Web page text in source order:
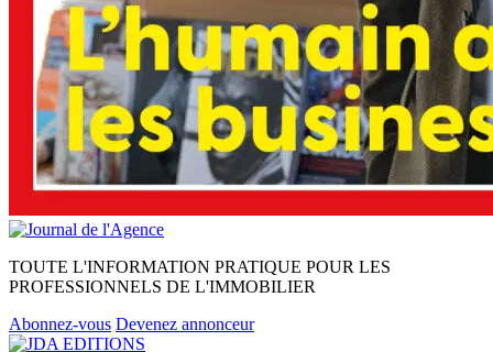
TOUTE L'INFORMATION PRATIQUE POUR LES
PROFESSIONNELS DE L'IMMOBILIER
Abonnez-vous Devenez annonceur